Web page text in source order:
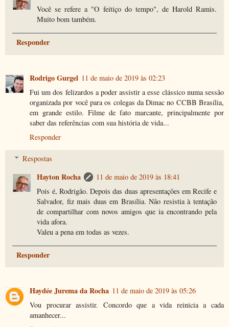
Você se refere a "O feitiço do tempo", de Harold Ramis.
Muito bom também.
Responder
Rodrigo Gurgel 11 de maio de 2019 às 02:23
Fui um dos felizardos a poder assistir a esse clássico numa sessão
organizada por você para os colegas da Dimac no CCBB Brasília,
em grande estilo. Filme de fato marcante, principalmente por
saber das referências com sua história de vida...
Responder
Respostas
Hayton Rocha
11 de maio de 2019 às 18:41
Pois é, Rodrigão. Depois das duas apresentações em Recife e
Salvador, fiz mais duas em Brasília. Não resistia à tentação
de compartilhar com novos amigos que ia encontrando pela
vida afora.
Valeu a pena em todas as vezes.
Responder
Haydée Jurema da Rocha 11 de maio de 2019 às 05:26
Vou procurar assistir. Concordo que a vida reinicia a cada
amanhecer...